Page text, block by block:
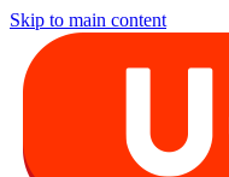
Skip to main content